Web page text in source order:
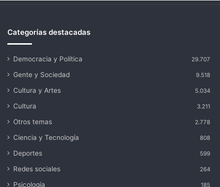
Categorías destacadas
Democracia y Política 29.707
Gente y Sociedad 9.518
Cultura y Artes 5.034
Cultura 3.211
Otros temas 2.778
Ciencia y Tecnología 808
Deportes 599
Redes sociales 264
Psicología 185